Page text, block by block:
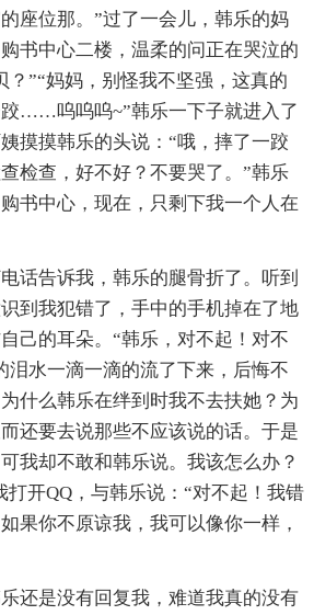
座位那。”过了一会儿，韩乐的妈
书中心二楼，温柔的问正在哭泣的
？”“妈妈，别怪我不坚强，这真的
……呜呜呜~”韩乐一下子就进入了
摸摸韩乐的头说：“哦，摔了一跤
检查，好不好？不要哭了。”韩乐
书中心，现在，只剩下我一个人在
话告诉我，韩乐的腿骨折了。听到
到我犯错了，手中的手机掉在了地
己的耳朵。“韩乐，对不起！对不
水一滴一滴的流了下来，后悔不
什么韩乐在绊到时我不去扶她？为
还要去说那些不应该说的话。于是
我却不敢和韩乐说。我该怎么办？
打开QQ，与韩乐说：“对不起！我错
果你不原谅我，我可以像你一样，
还是没有回复我，难道我真的没有